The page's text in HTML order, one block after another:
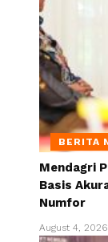
BERITA
Mendagri
Basis
Numfor
August 4, 2026